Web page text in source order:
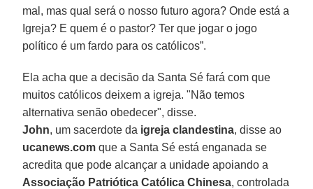
mal, mas qual será o nosso futuro agora? Onde está a
Igreja? E quem é o pastor? Ter que jogar o jogo
político é um fardo para os católicos”.
Ela acha que a decisão da Santa Sé fará com que
muitos católicos deixem a igreja. "Não temos
alternativa senão obedecer", disse.
John, um sacerdote da igreja clandestina, disse ao
ucanews.com que a Santa Sé está enganada se
acredita que pode alcançar a unidade apoiando a
Associação Patriótica Católica Chinesa, controlada